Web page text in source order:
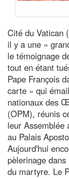
Cité du Vatican
il y a une «
le témoignage
tout en étant
Pape François
carte » qui
nationaux des
(OPM), réunis
leur Assemblée
au Palais
Aujourd'hui
pèlerinage
du martyre. Le